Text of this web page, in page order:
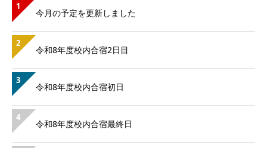
1
今月の予定を更新しました
2
令和8年度校内合宿2日目
3
令和8年度校内合宿初日
4
令和8年度校内合宿最終日